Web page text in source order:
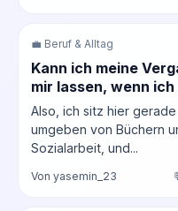
💼 Beruf & Alltag
Kann ich meine
mir lassen, wenn
Also, ich sitz hier gerade
umgeben von Büchern
Sozialarbeit, und...
Von yasemin_23